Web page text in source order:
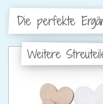
Die perfekte
Weitere